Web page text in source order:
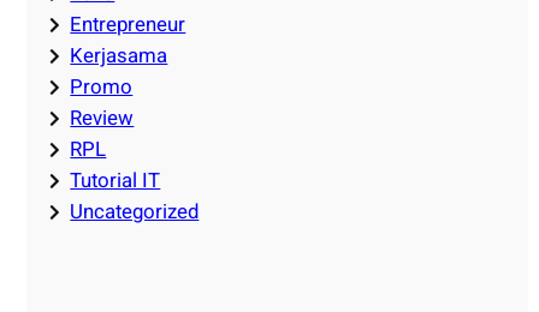
Entrepreneur
Kerjasama
Promo
Review
RPL
Tutorial IT
Uncategorized